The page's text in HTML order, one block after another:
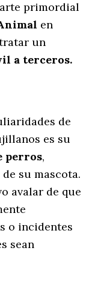
primordial
en
un
a terceros.
de
es su
perros,
su mascota.
avalar de que
o incidentes
sean